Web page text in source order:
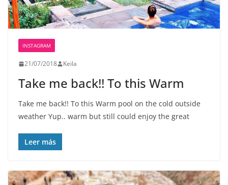
INSTAGRAM
21/07/2018 Keila
Take me back!! To this Warm
Take me back!! To this Warm pool on the cold outside
weather Yup.. warm but still could enjoy the great
Leer más